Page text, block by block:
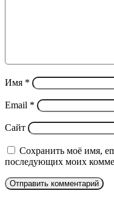
Имя *
Email *
Сайт
Сохранить моё имя,
последующих моих